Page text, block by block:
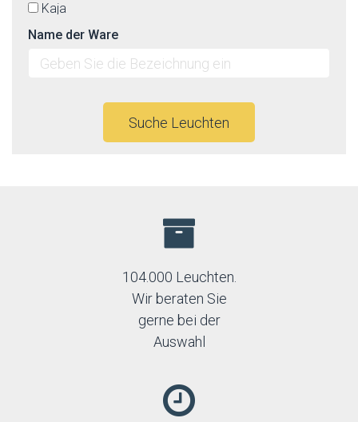
Kaja
Lucide
Luminex
Lummax
Name der Ware
Suche Leuchten
104.000 Leuchten.
Wir beraten Sie
gerne bei der
Auswahl